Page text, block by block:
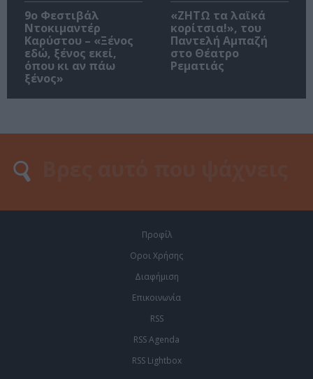
9ο Φεστιβάλ
Ντοκιμαντέρ
Καρύστου – «Ξένος
εδώ, ξένος εκεί,
όπου κι αν πάω
ξένος»
«ΖΗΤΩ τα λαϊκά
κορίτσια!», του
Παντελή Αμπαζή
στο Θέατρο
Ρεματιάς
Προφίλ
Οροι Χρήσης
Διαφήμιση
Επικοινωνία
RSS
RSS Agenda
RSS Lightbox